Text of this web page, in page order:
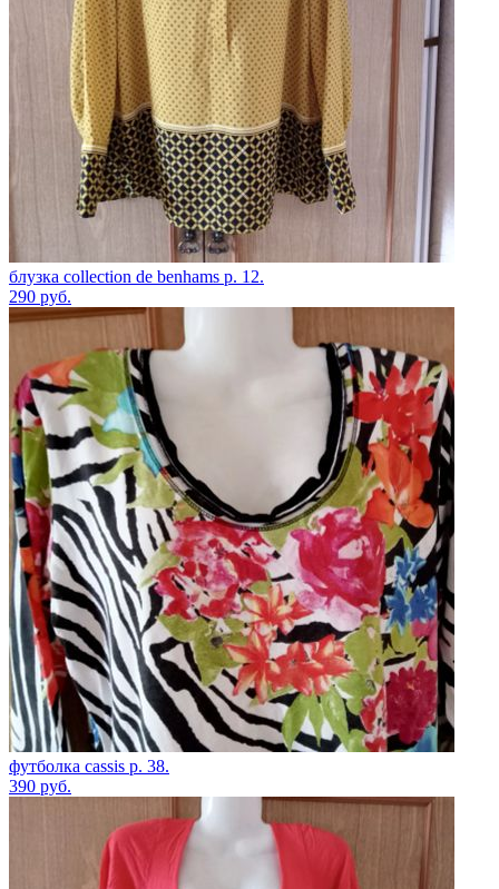
блузка collection de benhams p. 12.
290 руб.
футболка cassis р. 38.
390 руб.